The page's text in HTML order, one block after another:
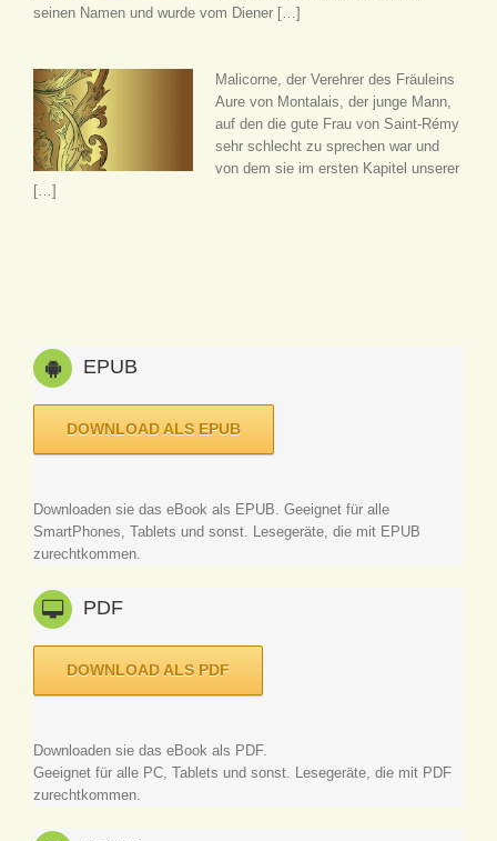
seinen Namen und wurde vom Diener […]
Malicorne, der Verehrer des Fräuleins
Aure von Montalais, der junge Mann,
auf den die gute Frau von Saint-Rémy
sehr schlecht zu sprechen war und
von dem sie im ersten Kapitel unserer
[…]
EPUB
DOWNLOAD ALS EPUB
Downloaden sie das eBook als EPUB. Geeignet für alle
SmartPhones, Tablets und sonst. Lesegeräte, die mit EPUB
zurechtkommen.
PDF
DOWNLOAD ALS PDF
Downloaden sie das eBook als PDF.
Geeignet für alle PC, Tablets und sonst. Lesegeräte, die mit PDF
zurechtkommen.